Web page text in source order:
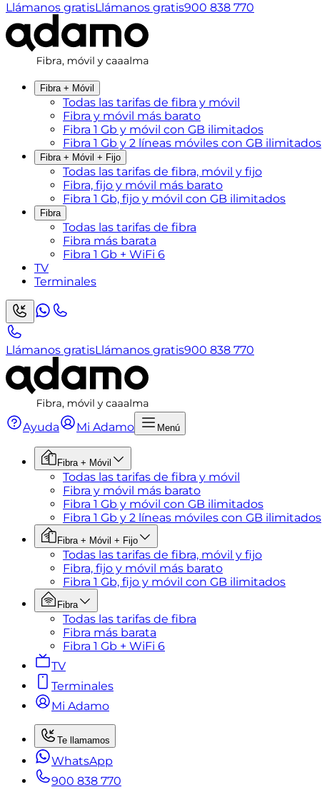
Llámanos gratisLlámanos gratis900 838 770
Fibra + Móvil
Todas las tarifas de fibra y móvil
Fibra y móvil más barato
Fibra 1 Gb y móvil con GB ilimitados
Fibra 1 Gb y 2 líneas móviles con GB ilimitados
Fibra + Móvil + Fijo
Todas las tarifas de fibra, móvil y fijo
Fibra, fijo y móvil más barato
Fibra 1 Gb, fijo y móvil con GB ilimitados
Fibra
Todas las tarifas de fibra
Fibra más barata
Fibra 1 Gb + WiFi 6
TV
Terminales
Llámanos gratisLlámanos gratis900 838 770
Ayuda Mi Adamo Menú
Fibra + Móvil
Todas las tarifas de fibra y móvil
Fibra y móvil más barato
Fibra 1 Gb y móvil con GB ilimitados
Fibra 1 Gb y 2 líneas móviles con GB ilimitados
Fibra + Móvil + Fijo
Todas las tarifas de fibra, móvil y fijo
Fibra, fijo y móvil más barato
Fibra 1 Gb, fijo y móvil con GB ilimitados
Fibra
Todas las tarifas de fibra
Fibra más barata
Fibra 1 Gb + WiFi 6
TV
Terminales
Mi Adamo
Te llamamos
WhatsApp
900 838 770